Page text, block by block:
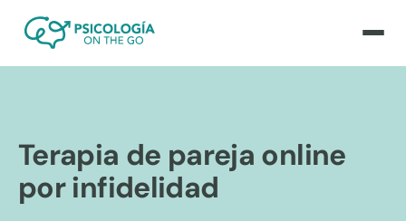
Terapia de pareja online
por infidelidad